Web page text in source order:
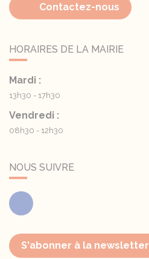
Contactez-nous
HORAIRES DE LA MAIRIE
Mardi :
13h30 - 17h30
Vendredi :
08h30 - 12h30
NOUS SUIVRE
Facebook
S'abonner à la newsletter